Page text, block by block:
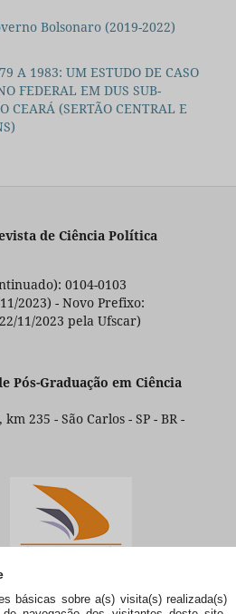
básicas sobre a(s) visita(s) realizada(s)
Bolsonaro (2019-2022)
A 1983: UM ESTUDO DE CASO
FEDERAL EM DUS SUB-
CEARÁ (SERTÃO CENTRAL E
de Ciência Política
0104-0103
2023) - Novo Prefixo:
11/2023 pela Ufscar)
Pós-Graduação em Ciência
235 - São Carlos - SP - BR -